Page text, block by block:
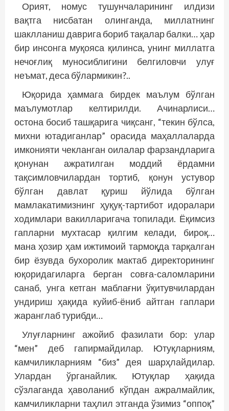
Орият, номус тушунчаларининг илдизи
вақтга нисбатан олинганда, миллатнинг
шаклланиш даврига бориб тақалар балки… ҳар
бир инсонга муқояса қилинса, унинг миллатга
нечоғлиқ муносиблигини белгиловчи улуғ
неъмат, деса бўлармикин?..
Юқорида ҳаммага бирдек маълум бўлган
маълумотлар келтирилди. Ачинарлиси…
остона босиб ташқарига чиқсанг, “текин бўлса,
михни ютадиганлар” орасида маҳаллаларда
имконияти чекланган оилалар фарзанд­ларига
қонунан ажратилган моддий ёрдамни
тақсимловчилардан тортиб, қонун устувор
бўлган давлат қуриш йўлида бўлган
мамлакатимизнинг ҳуқуқ-тартибот идоралари
ходимлари вакилларигача топилади. Ёқимсиз
гапларни мухтасар қилгим келади, бироқ…
мана ҳозир ҳам ижтимоий тармоқда тарқалган
бир ёзувда бухоролик мактаб директорининг
юқоридагиларга берган совға-саломларини
санаб, унга кетган маблағни ўқитувчилардан
ундириш ҳақида куйиб-ёниб айтган гаплари
жаранг­лаб турибди…
Улуғларнинг ажойиб фазилати бор: улар
“мен” деб гапирмайдилар. Ютуқларниям,
камчиликларниям “биз” дея шарҳлайдилар.
Улардан ўрганайлик. Ютуқлар ҳақида
сўзлаганда ҳаволаниб кўпдан ажралмайлик,
камчиликларни таҳлил этганда ўзимиз “оппоқ”